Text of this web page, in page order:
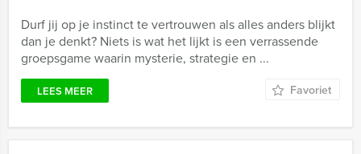
Durf jij op je instinct te vertrouwen als alles anders blijkt
dan je denkt? Niets is wat het lijkt is een verrassende
groepsgame waarin mysterie, strategie en ...
LEES MEER Favoriet